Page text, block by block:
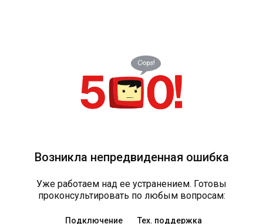
Возникла непредвиденная ошибка
Уже работаем над ее устранением. Готовы
проконсультировать по любым вопросам:
Подключение Тех. поддержка